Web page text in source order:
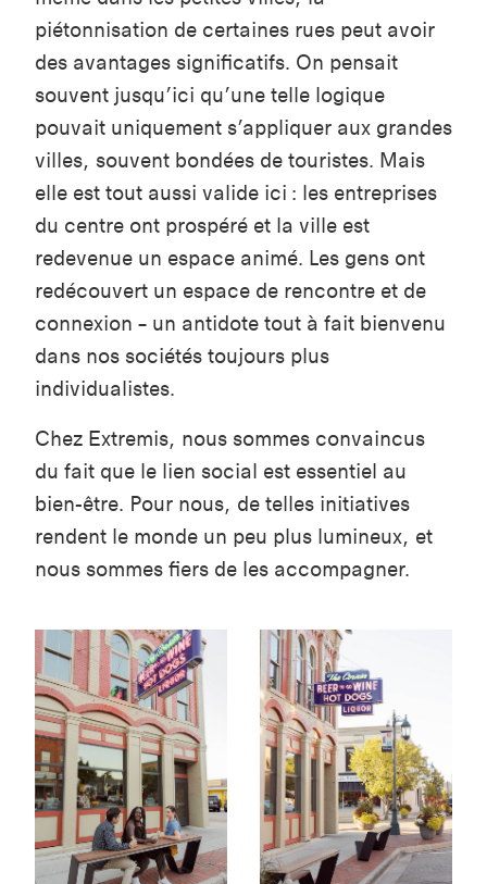
piétonnisation de certaines rues peut avoir
des avantages significatifs. On pensait
souvent jusqu’ici qu’une telle logique
pouvait uniquement s’appliquer aux grandes
villes, souvent bondées de touristes. Mais
elle est tout aussi valide ici : les entreprises
du centre ont prospéré et la ville est
redevenue un espace animé. Les gens ont
redécouvert un espace de rencontre et de
connexion – un antidote tout à fait bienvenu
dans nos sociétés toujours plus
individualistes.
Chez Extremis, nous sommes convaincus
du fait que le lien social est essentiel au
bien-être. Pour nous, de telles initiatives
rendent le monde un peu plus lumineux, et
nous sommes fiers de les accompagner.